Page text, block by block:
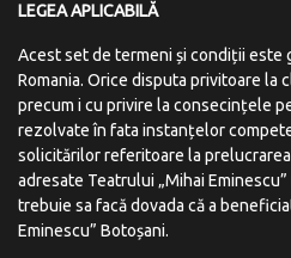
LEGEAAPLICABILĂ
Acest set de termeni și condiții este
Romania. Orice disputa privitoare la
precum i cu privire la consecințele
rezolvate în fata instanțelor
solicitărilor referitoare la
adresate Teatrului „Mihai
trebuie sa facă dovada că a
Eminescu” Botoșani.